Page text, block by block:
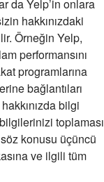
da Yelp’in onlara
hakkınızdaki
Örneğin Yelp,
performansını
programlarına
bağlantıları
bilgi
konusu üçüncü
ve ilgili tüm